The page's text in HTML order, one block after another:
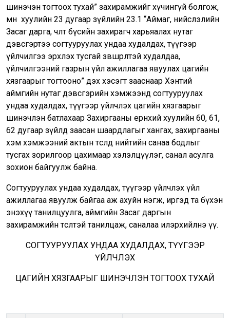
шинэчэн тогтоох тухай” захирамжийг хүчингүй болгож,
мөн хуулийн 23 дугаар зүйлийн 23.1 “Аймаг, нийслэлийн
Засаг дарга, чөлөөт бүсийн захирагч харьяалах нутаг
дэвсгэртээ согтууруулах ундаа худалдах, түүгээр
үйлчилгээ эрхлэх тусгай зөвшөөрөлтэй худалдаа,
үйлчилгээний газрын үйл ажиллагаа явуулах цагийн
хязгаарыг тогтооно” дэх хэсэгт зааснаар Хэнтий
аймгийн нутаг дэвсгэрийн хэмжээнд согтууруулах
ундаа худалдах, түүгээр үйлчлэх цагийн хязгаарыг
шинэчлэн батлахаар Захиргааны ерөнхий хуулийн 60, 61,
62 дугаар зүйлд заасан шаардлагыг хангах, захиргааны
хэм хэмжээний актын төсөлд нийтийн санаа бодлыг
тусгах зорилгоор цахимаар хэлэлцүүлэг, санал асулга
зохион байгуулж байна.
Согтууруулах ундаа худалдах, түүгээр үйлчлэх үйл
ажиллагаа явуулж байгаа аж ахуйн нэгж, иргэд та бүхэн
энэхүү танилцуулга, аймгийн Засаг даргын
захирамжийн төсөлтэй танилцаж, саналаа илэрхийлнэ үү.
СОГТУУРУУЛАХ УНДАА ХУДАЛДАХ, ТҮҮГЭЭР
ҮЙЛЧЛЭХ
ЦАГИЙН ХЯЗГААРЫГ ШИНЭЧЛЭН ТОГТООХ ТУХАЙ